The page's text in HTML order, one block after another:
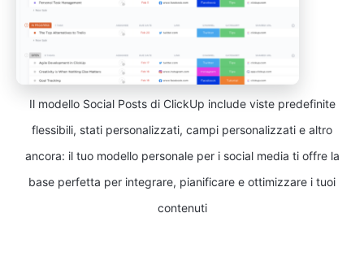
Il modello Social Posts di ClickUp include viste predefinite
flessibili, stati personalizzati, campi personalizzati e altro
ancora: il tuo modello personale per i social media ti offre la
base perfetta per integrare, pianificare e ottimizzare i tuoi
contenuti